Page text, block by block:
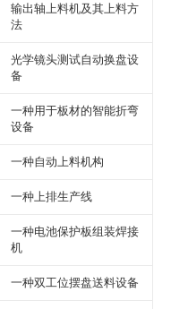
输出轴上料机及其上料方
法
光学镜头测试自动换盘设
备
一种用于板材的智能折弯
设备
一种自动上料机构
一种上排生产线
一种电池保护板组装焊接
机
一种双工位摆盘送料设备